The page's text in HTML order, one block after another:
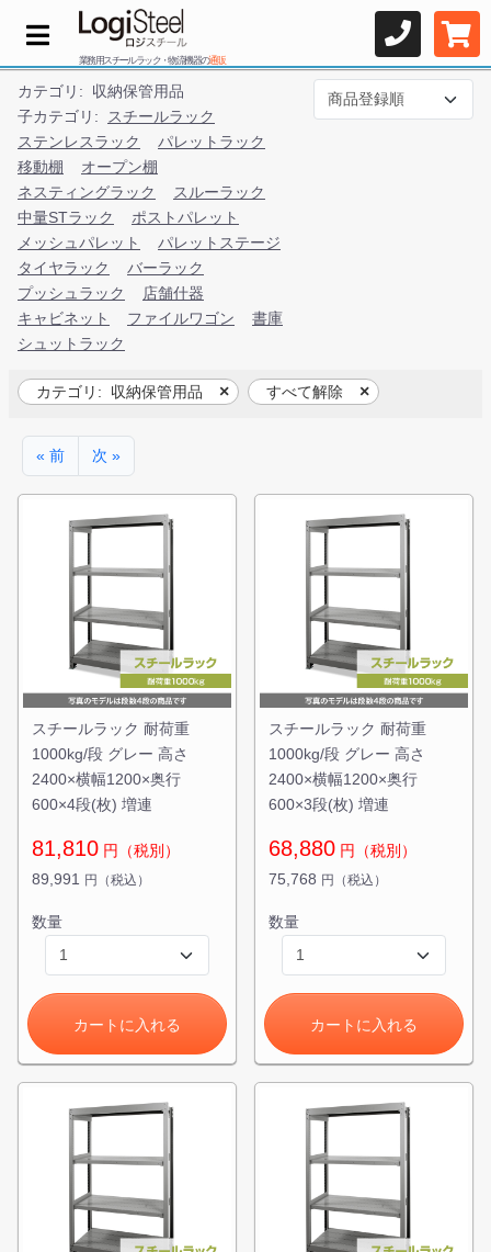
業務用スチールラック・物流機器の通販
カテゴリ:
収納保管用品
子カテゴリ:
スチールラック
ステンレスラック
パレットラック
移動棚
オープン棚
ネスティングラック
スルーラック
中量STラック
ポストパレット
メッシュパレット
パレットステージ
タイヤラック
バーラック
プッシュラック
店舗什器
キャビネット
ファイルワゴン
書庫
シュットラック
カテゴリ: 収納保管用品 すべて解除
« 前 次 »
スチールラック 耐荷重
1000kg/段 グレー 高さ
2400×横幅1200×奥行
600×4段(枚) 増連
81,810 円（税別）
89,991
円（税込）
数量
カートに入れる
スチールラック 耐荷重
1000kg/段 グレー 高さ
2400×横幅1200×奥行
600×3段(枚) 増連
68,880 円（税別）
75,768 円（税込）
数量
カートに入れる